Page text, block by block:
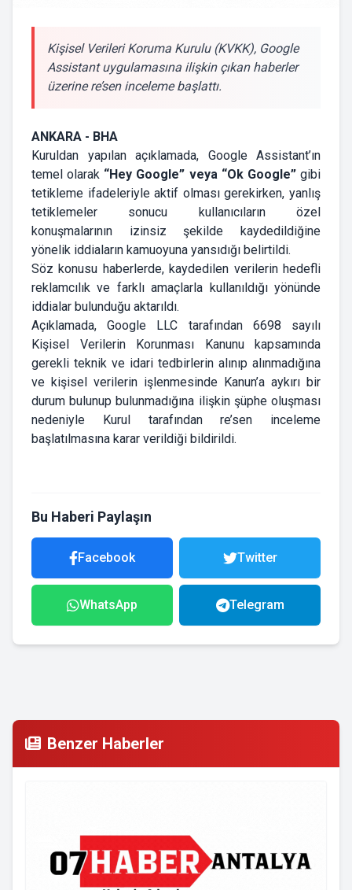
Kişisel Verileri Koruma Kurulu (KVKK), Google
Assistant uygulamasına ilişkin çıkan haberler
üzerine re’sen inceleme başlattı.
ANKARA - BHA
Kuruldan yapılan açıklamada, Google Assistant’ın
temel olarak “Hey Google” veya “Ok Google”gibi
tetikleme ifadeleriyle aktif olması gerekirken, yanlış
tetiklemeler sonucu kullanıcıların özel
konuşmalarının izinsiz şekilde kaydedildiğine
yönelik iddiaların kamuoyuna yansıdığı belirtildi.
Söz konusu haberlerde, kaydedilen verilerin hedefli
reklamcılık ve farklı amaçlarla kullanıldığı yönünde
iddialar bulunduğu aktarıldı.
Açıklamada, Google LLC tarafından 6698 sayılı
Kişisel Verilerin Korunması Kanunu kapsamında
gerekli teknik ve idari tedbirlerin alınıp alınmadığına
ve kişisel verilerin işlenmesinde Kanun’a aykırı bir
durum bulunup bulunmadığına ilişkin şüphe oluşması
nedeniyle Kurul tarafından re’sen inceleme
başlatılmasına karar verildiği bildirildi.
Bu Haberi Paylaşın
Facebook Twitter
WhatsApp Telegram
Benzer Haberler